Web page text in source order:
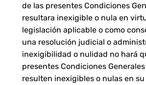
de las presentes Condiciones
resultara inexigible o nula en
legislación aplicable o como
una resolución judicial o
inexigibilidad o nulidad no hará
presentes Condiciones
resulten inexigibles o nulas en